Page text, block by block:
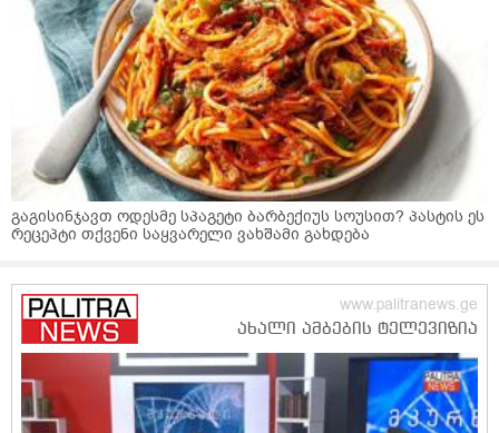
გაგისინჯავთ ოდესმე სპაგეტი ბარბექიუს სოუსით? პასტის ეს
რეცეპტი თქვენი საყვარელი ვახშამი გახდება